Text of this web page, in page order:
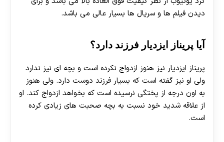
دیدن فیلم ها و سریال ها بسیار عالی می باشد.
آیا پریناز ایزدیار فرزند دارد؟
پریناز ایزدیار نیز هنوز ازدواج نکرده است و بچه ای نیز ندارد
ولی او نیز گفته است که بسیار فرزند دوست دارد. ولی هنوز
به اون درجه از پختگی نرسیده است که بخواهد ازدواج کند. او
از علاقه شدید خود نسبت به بچه صحبت های زیادی کرده
است.